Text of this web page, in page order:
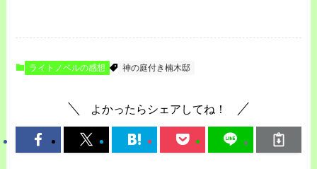
ライトノベルの感想 神の庭付き楠木邸
よかったらシェアしてね！